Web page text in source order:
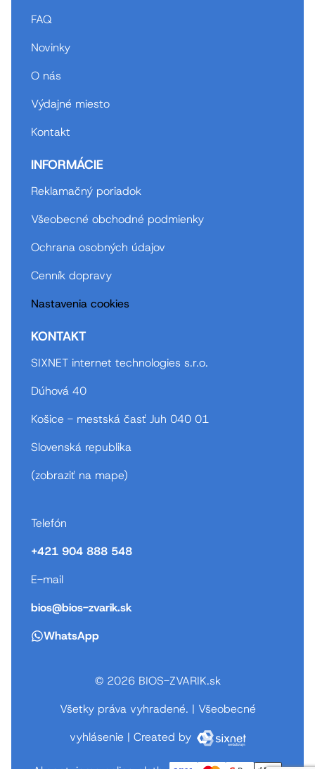
FAQ
Novinky
O nás
Výdajné miesto
Kontakt
INFORMÁCIE
Reklamačný poriadok
Všeobecné obchodné podmienky
Ochrana osobných údajov
Cenník dopravy
Nastavenia cookies
KONTAKT
SIXNET internet technologies s.r.o.
Dúhová 40
Košice - mestská časť Juh 040 01
Slovenská republika
(zobraziť na mape)
Telefón
+421 904 888 548
E-mail
bios@bios-zvarik.sk
WhatsApp
© 2026 BIOS-ZVARIK.sk
Všetky práva vyhradené. | Všeobecné
vyhlásenie | Created by